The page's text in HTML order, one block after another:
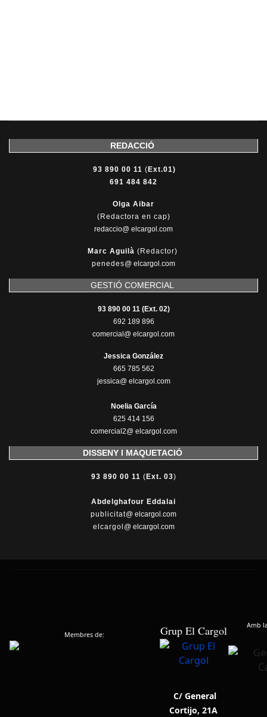
REDACCIÓ
93 890 00 11 ( Ext.01)
691 484 842
Olga Aibar
(Redactora en cap)
redaccio@ elcargol.com
Marc Aguilà (Redactor)
penedes@ elcargol.com
GESTIÓ COMERCIAL
93 890 00 11 (Ext. 02)
692 189 896
comercial@ elcargol.com
Jessica González
665 785 562
jessica@ elcargol.com
Noelia García
625 414 156
comercial2@ elcargol.com
DISSENY I MAQUETACIÓ
93 890 00 11 ( Ext. 03)
Abdelghafour Eddalai
publicitat@ elcargol.com
elcargol @ elcargol.com
Membres de: Grup El Cargol Amb
C/ General
Cortijo, 21A